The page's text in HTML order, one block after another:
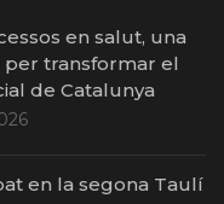
en salut, una
per transformar el
de Catalunya
en la segona Taulí